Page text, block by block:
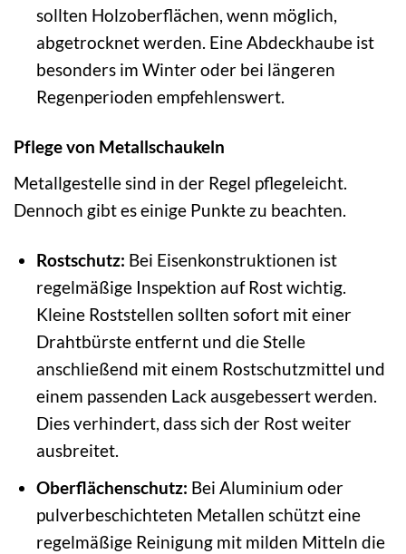
sollten Holzoberflächen, wenn möglich,
abgetrocknet werden. Eine Abdeckhaube ist
besonders im Winter oder bei längeren
Regenperioden empfehlenswert.
Pflege von Metallschaukeln
Metallgestelle sind in der Regel pflegeleicht.
Dennoch gibt es einige Punkte zu beachten.
Rostschutz: Bei Eisenkonstruktionen ist
regelmäßige Inspektion auf Rost wichtig.
Kleine Roststellen sollten sofort mit einer
Drahtbürste entfernt und die Stelle
anschließend mit einem Rostschutzmittel und
einem passenden Lack ausgebessert werden.
Dies verhindert, dass sich der Rost weiter
ausbreitet.
Oberflächenschutz: Bei Aluminium oder
pulverbeschichteten Metallen schützt eine
regelmäßige Reinigung mit milden Mitteln die